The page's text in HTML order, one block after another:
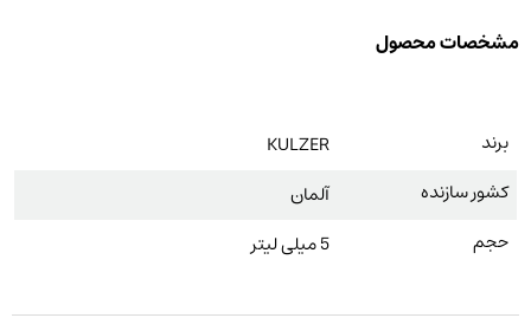
مشخصات محصول
برند
KULZER
کشور سازنده
آلمان
حجم
5 میلی لیتر